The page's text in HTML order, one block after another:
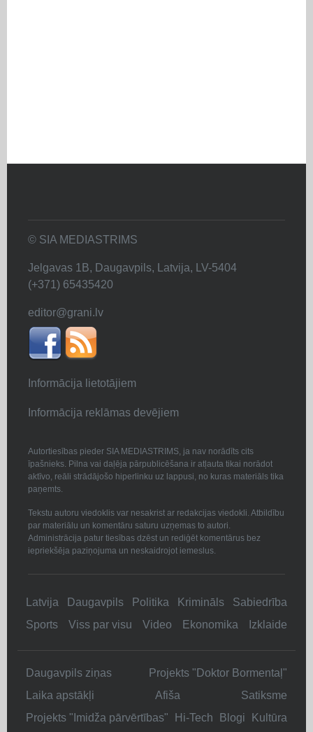
© SIA MEDIASTRIMS
Jelgavas 1B, Daugavpils, Latvija, LV-5404
(+371) 65435420
editor@grani.lv
Informācija lietotājiem
Informācija reklāmas devējiem
Autortiesības pieder SIA MEDIASTRIMS, ja nav norādīts cits
īpašnieks. Pilna vai daļēja pārpublicēšana ir atļauta tikai norādot
aktīvo, reāli strādājošo hiperlinku uz lappusi, no kuras materiāls tika
paņemts.
Tekstu autoru viedoklis var nesakrist ar redakcijas viedokli. Atbildību
par materiālu un komentāru saturu uzņemas to autori.
Administrācija patur tiesības dzēst un rediģēt komentārus bez
iepriekšēja paziņojuma un neskaidrojot iemeslus.
Latvija Daugavpils Politika Krimināls
Sabiedrība
Sports
Viss par visu Video Ekonomika Izklaide
Daugavpils ziņas
Projekts "Doktor Bormentaļ"
Laika apstākļi
Afiša
Satiksme
Projekts "Imidža pārvērtības"
Hi-Tech Blogi Kultūra